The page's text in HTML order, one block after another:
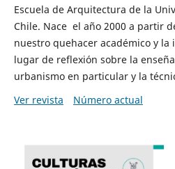
Escuela de Arquitectura de la
Chile. Nace el año 2000 a partir
nuestro quehacer académico y
lugar de reflexión sobre la
urbanismo en particular y la
Ver revista
Número actual